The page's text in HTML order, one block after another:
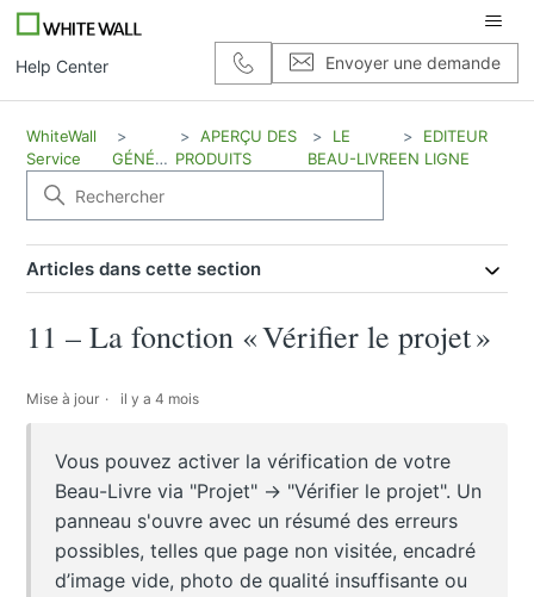
Help Center Envoyer une demande
WhiteWall
Service
GÉNÉRAL
APERÇU DES
PRODUITS
LE
BEAU-LIVRE
EDITEUR
EN LIGNE
Articles dans cette section
11 – La fonction « Vérifier le projet »
Mise à jour il y a 4 mois
Vous pouvez activer la vérification de votre
Beau-Livre via "Projet" → "Vérifier le projet". Un
panneau s'ouvre avec un résumé des erreurs
possibles, telles que page non visitée, encadré
d’image vide, photo de qualité insuffisante ou